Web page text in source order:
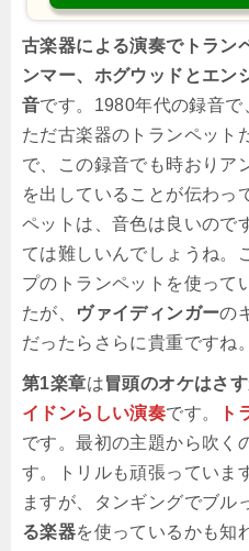
古楽器による演奏でトラン
ンマー、ホグウッドとエン
音です。1980年代の録音で
ただ古楽器のトランペット
で、この録音でも時おりア
を出していることが伝わっ
ペットは、音色は良いので
ては難しいんでしょうね。
プのトランペットを使って
たが、
ヴァイディンガーの
だったらさらに貴重ですね。
第1楽章は冒頭のオケはさ
イドンらしい演奏です。
ト
です。最初の主題から吹く
す。トリルも頑張っていま
ますが、タンギングでブル
る楽器を使っているかも知